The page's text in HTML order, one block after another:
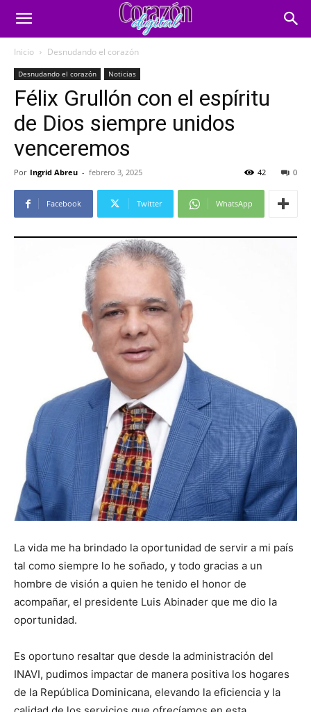
Inicio Desnudando el corazón
Desnudando el corazón Noticias
Félix Grullón con el espíritu
de Dios siempre unidos
venceremos
Por Ingrid Abreu - febrero 3, 2025 0
42
Facebook Twitter WhatsApp
La vida me ha brindado la oportunidad de servir a mi país
tal como siempre lo he soñado, y todo gracias a un
hombre de visión a quien he tenido el honor de
acompañar, el presidente Luis Abinader que me dio la
oportunidad.
Es oportuno resaltar que desde la administración del
INAVI, pudimos impactar de manera positiva los hogares
de la República Dominicana, elevando la eficiencia y la